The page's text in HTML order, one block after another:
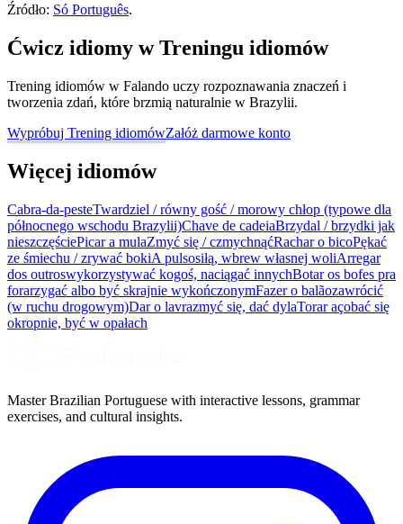
Źródło: Só Português.
Ćwicz idiomy w Treningu idiomów
Trening idiomów w Falando uczy rozpoznawania znaczeń i
tworzenia zdań, które brzmią naturalnie w Brazylii.
Wypróbuj Trening idiomówZałóż darmowe konto
Więcej idiomów
Cabra-da-pesteTwardziel / równy gość / morowy chłop (typowe dla
północnego wschodu Brazylii)Chave de cadeiaBrzydal / brzydki jak
nieszczęściePicar a mulaZmyć się / czmychnąćRachar o bicoPękać
ze śmiechu / zrywać bokiA pulsosiłą, wbrew własnej woliArregar
dos outroswykorzystywać kogoś, naciągać innychBotar os bofes pra
forarzygać albo być skrajnie wykończonymFazer o balãozawrócić
(w ruchu drogowym)Dar o lavrazmyć się, dać dylaTorar açobać się
okropnie, być w opałach
Master Brazilian Portuguese with interactive lessons, grammar
exercises, and cultural insights.